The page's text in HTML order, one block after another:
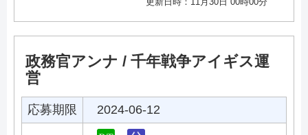
政務官アンナ / 千年戦争アイギス運
営
応募期限 2024-06-12